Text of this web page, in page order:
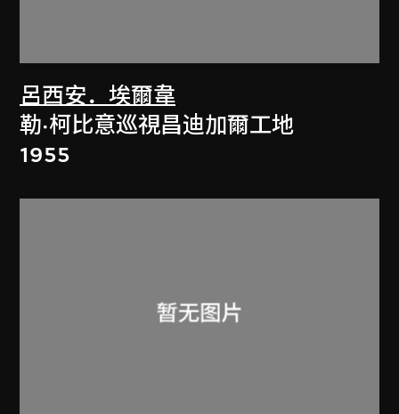
呂西安．埃爾韋
勒·柯比意巡視昌迪加爾工地
1955